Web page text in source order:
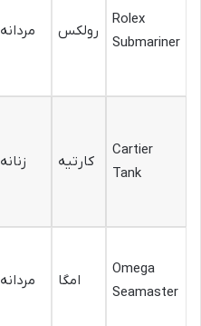
Rolex
Submariner
رولکس مردانه
Cartier
Tank
کارتیه زنانه
Omega
Seamaster
امگا مردانه